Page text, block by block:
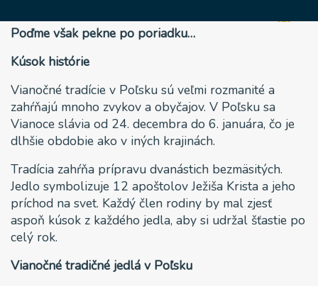
Poďme však pekne po poriadku…
Kúsok histórie
Vianočné tradície v Poľsku sú veľmi rozmanité a
zahŕňajú mnoho zvykov a obyčajov. V Poľsku sa
Vianoce slávia od 24. decembra do 6. januára, čo je
dlhšie obdobie ako v iných krajinách.
Tradícia zahŕňa prípravu dvanástich bezmäsitých.
Jedlo symbolizuje 12 apoštolov Ježiša Krista a jeho
príchod na svet. Každý člen rodiny by mal zjesť
aspoň kúsok z každého jedla, aby si udržal šťastie po
celý rok.
Vianočné tradičné jedlá v Poľsku